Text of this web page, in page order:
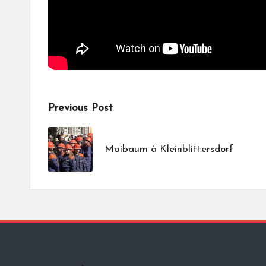
Post
navigation
Previous Post
Maibaum à Kleinblittersdorf